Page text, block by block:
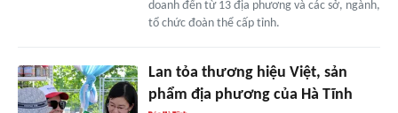
doanh đến từ 13 địa phương và các sở, ngành,
tổ chức đoàn thể cấp tỉnh.
Lan tỏa thương hiệu Việt, sản
phẩm địa phương của Hà Tĩnh